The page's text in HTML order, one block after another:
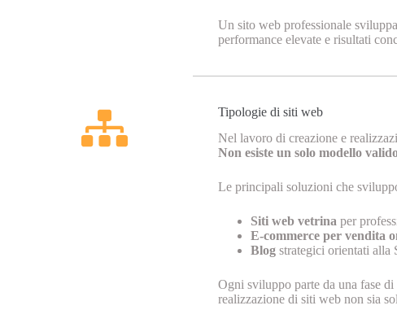
Un sito web professionale
performance elevate e risultati
Tipologie di siti web
Nel lavoro di creazione e
Non esiste un solo modello
Le principali soluzioni che
Siti web vetrina per
E-commerce per vendita
Blogstrategici orientati alla
Ogni sviluppo parte da una fase
realizzazione di siti web non sia